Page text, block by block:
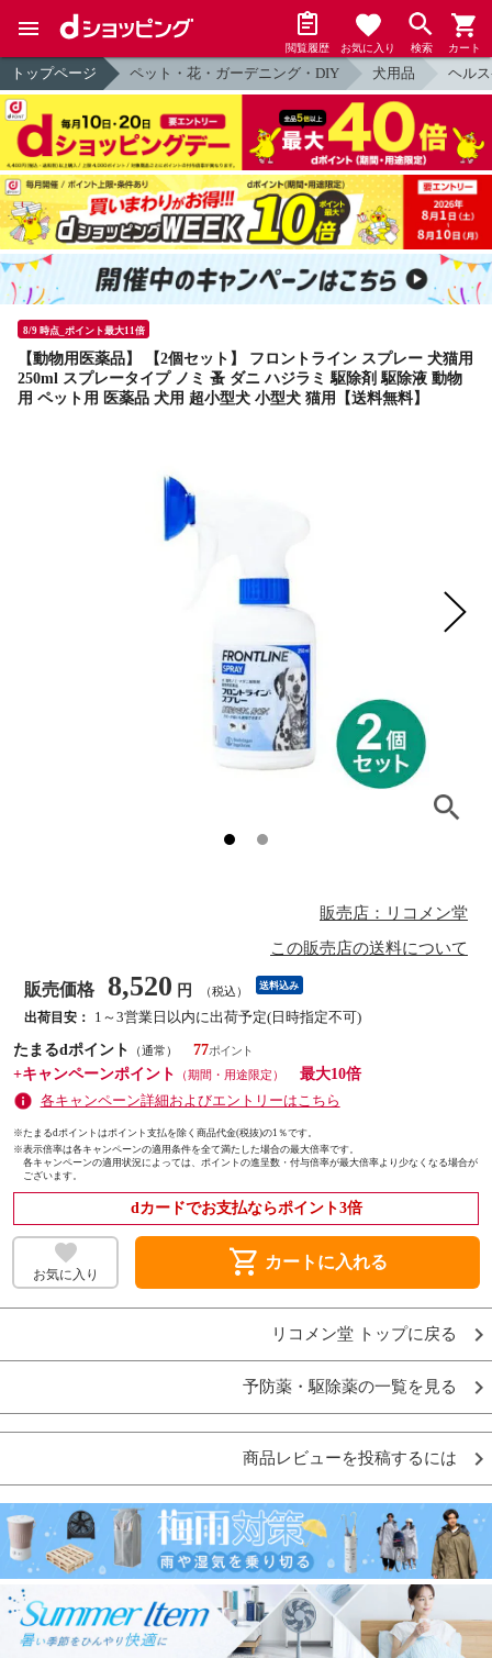
閲覧履歴 お気に入り 検索 カート
トップページ ペット・花・ガーデニング・DIY 犬用品 ヘル
8/9 時点_ポイント最大11倍
【動物用医薬品】 【2個セット】 フロントライン スプレー 犬猫用
250ml スプレータイプ ノミ 蚤 ダニ ハジラミ 駆除剤 駆除液 動物
用 ペット用 医薬品 犬用 超小型犬 小型犬 猫用【送料無料】
販売店：リコメン堂
この販売店の送料について
販売価格 8,520 円 （税込） 送料込み
出荷目安：
1～3営業日以内に出荷予定(日時指定不可)
たまるdポイント
（通常）
77
+キャンペーンポイント
（期間・用途限定）
最大10倍
各キャンペーン詳細およびエントリーはこちら
※たまるdポイントはポイント支払を除く商品代金(税抜)の1％です。
※表示倍率は各キャンペーンの適用条件を全て満たした場合の最大倍率です。
各キャンペーンの適用状況によっては、ポイントの進呈数・付与倍率が最大倍率より少なくなる場合が
ございます。
dカードでお支払ならポイント3倍
お気に入り shopping_cart カートに入れる
リコメン堂 トップに戻る
予防薬・駆除薬の一覧を見る
商品レビューを投稿するには